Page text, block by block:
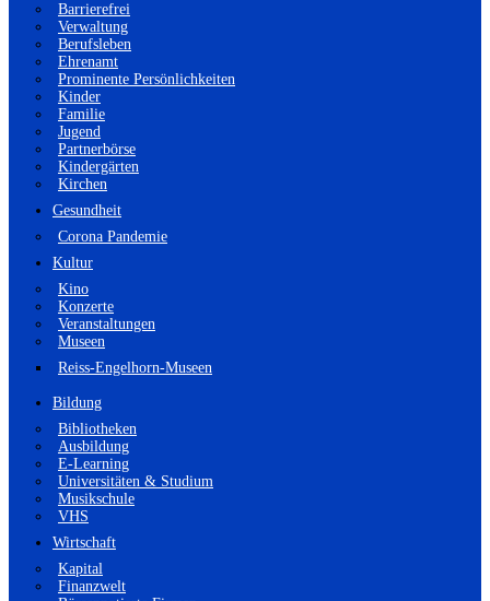
Barrierefrei
Verwaltung
Berufsleben
Ehrenamt
Prominente Persönlichkeiten
Kinder
Familie
Jugend
Partnerbörse
Kindergärten
Kirchen
Gesundheit
Corona Pandemie
Kultur
Kino
Konzerte
Veranstaltungen
Museen
Reiss-Engelhorn-Museen
Bildung
Bibliotheken
Ausbildung
E-Learning
Universitäten & Studium
Musikschule
VHS
Wirtschaft
Kapital
Finanzwelt